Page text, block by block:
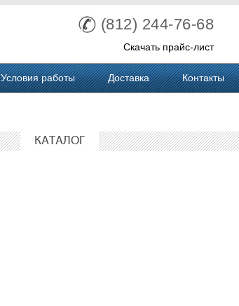
(812) 244-76-68
Скачать прайс-лист
Условия работы Доставка Контакты
КАТАЛОГ